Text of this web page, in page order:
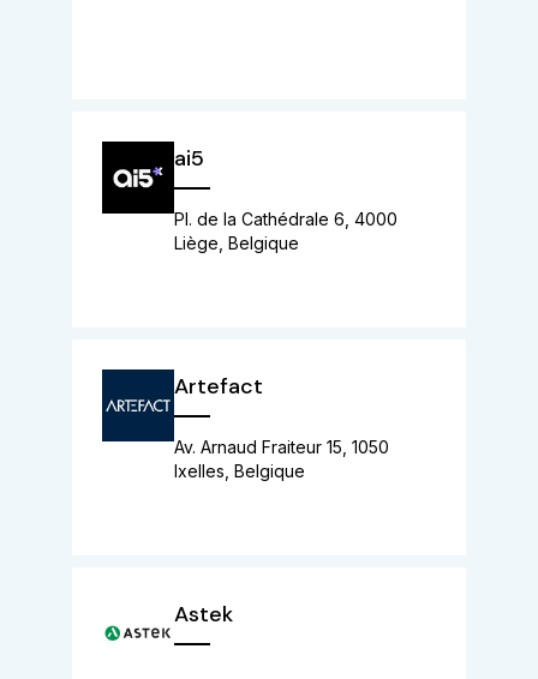
ai5
Pl. de la Cathédrale 6, 4000
Liège, Belgique
Artefact
Av. Arnaud Fraiteur 15, 1050
Ixelles, Belgique
Astek